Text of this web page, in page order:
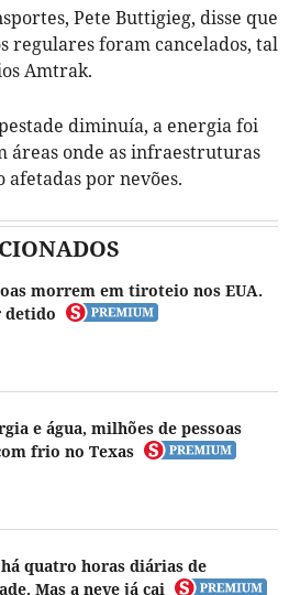
Pete Buttigieg, disse que
regulares foram cancelados, tal
Amtrak.
diminuía, a energia foi
áreas onde as infraestruturas
por nevões.
morrem em tiroteio nos EUA.
e água, milhões de pessoas
frio no Texas
quatro horas diárias de
Mas a neve já cai